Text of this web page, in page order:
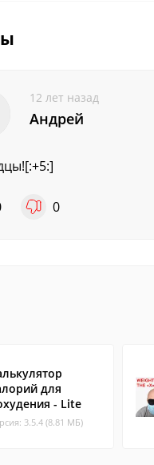
12 лет назад
Андрей
0
для
- Lite
3.5.4 (8.81 МБ)